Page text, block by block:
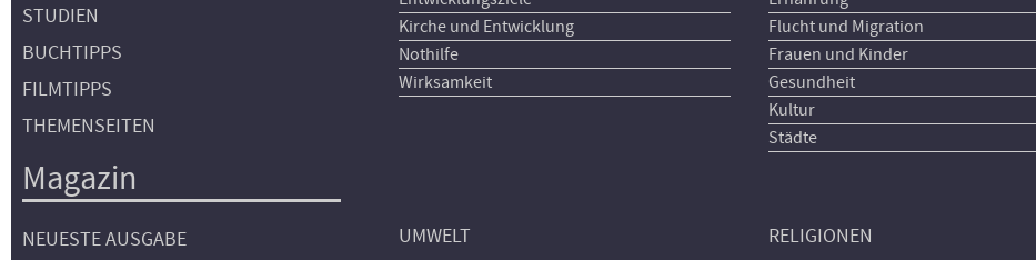
STUDIEN
BUCHTIPPS
FILMTIPPS
THEMENSEITEN
Magazin
NEUESTE AUSGABE
Kirche und Entwicklung
Nothilfe
Wirksamkeit
Flucht und Migration
Frauen und Kinder
Gesundheit
Kultur
Städte
UMWELT RELIGIONEN